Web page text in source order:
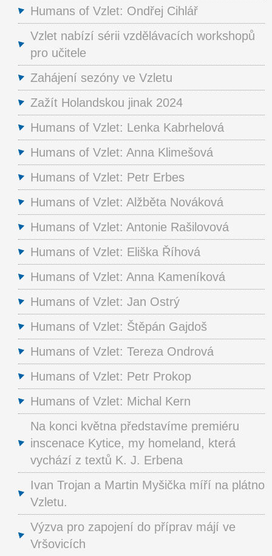
Humans of Vzlet: Ondřej Cihlář
Vzlet nabízí sérii vzdělávacích workshopů
pro učitele
Zahájení sezóny ve Vzletu
Zažít Holandskou jinak 2024
Humans of Vzlet: Lenka Kabrhelová
Humans of Vzlet: Anna Klimešová
Humans of Vzlet: Petr Erbes
Humans of Vzlet: Alžběta Nováková
Humans of Vzlet: Antonie Rašilovová
Humans of Vzlet: Eliška Říhová
Humans of Vzlet: Anna Kameníková
Humans of Vzlet: Jan Ostrý
Humans of Vzlet: Štěpán Gajdoš
Humans of Vzlet: Tereza Ondrová
Humans of Vzlet: Petr Prokop
Humans of Vzlet: Michal Kern
Na konci května představíme premiéru
inscenace Kytice, my homeland, která
vychází z textů K. J. Erbena
Ivan Trojan a Martin Myšička míří na plátno
Vzletu.
Výzva pro zapojení do příprav májí ve
Vršovicích